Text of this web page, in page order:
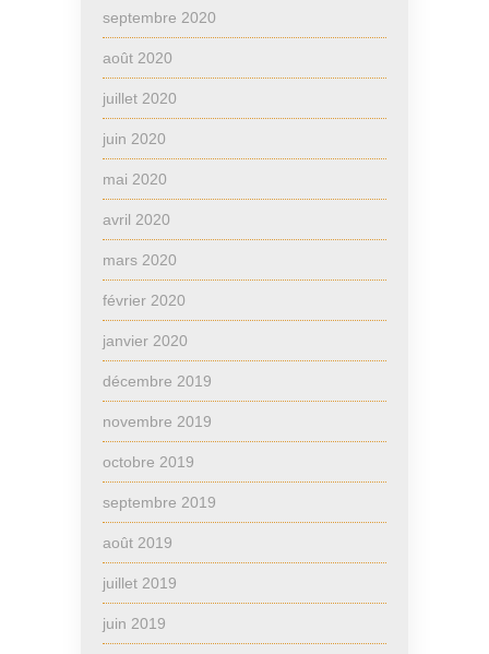
septembre 2020
août 2020
juillet 2020
juin 2020
mai 2020
avril 2020
mars 2020
février 2020
janvier 2020
décembre 2019
novembre 2019
octobre 2019
septembre 2019
août 2019
juillet 2019
juin 2019